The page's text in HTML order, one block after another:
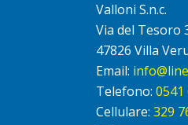
Valloni S.n.c.
Via del Tesoro
47826 Villa
Email:
Telefono: 0541
Cellulare: 329